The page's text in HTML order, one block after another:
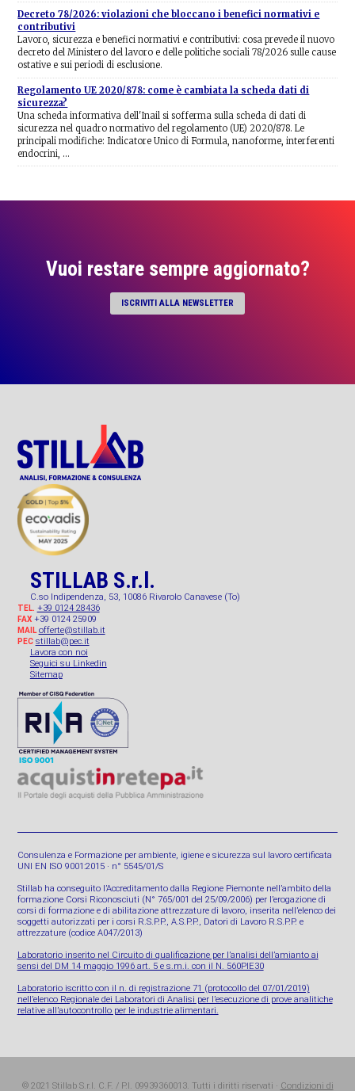
Decreto 78/2026: violazioni che bloccano i benefici normativi e
contributivi
Lavoro, sicurezza e benefici normativi e contributivi: cosa prevede il nuovo
decreto del Ministero del lavoro e delle politiche sociali 78/2026 sulle cause
ostative e sui periodi di esclusione.
Regolamento UE 2020/878: come è cambiata la scheda dati di
sicurezza?
Una scheda informativa dell'Inail si sofferma sulla scheda di dati di
sicurezza nel quadro normativo del regolamento (UE) 2020/878. Le
principali modifiche: Indicatore Unico di Formula, nanoforme, interferenti
endocrini, …
Vuoi restare sempre aggiornato?
ISCRIVITI ALLA NEWSLETTER
STILLAB S.r.l.
C.so Indipendenza, 53, 10086 Rivarolo Canavese (To)
TEL. +39 0124 28436
FAX+39 0124 25909
MAIL offerte@stillab.it
PEC stillab@pec.it
Lavora con noi
Seguici su Linkedin
Sitemap
Consulenza e Formazione per ambiente, igiene e sicurezza sul lavoro certificata
UNI EN ISO 9001:2015 · n° 5545/01/S
Stillab ha conseguito l’Accreditamento dalla Regione Piemonte nell’ambito della
formazione Corsi Riconosciuti (N° 765/001 del 25/09/2006) per l’erogazione di
corsi di formazione e di abilitazione attrezzature di lavoro, inserita nell’elenco dei
soggetti autorizzati per i corsi R.S.P.P., A.S.P.P., Datori di Lavoro R.S.P.P. e
attrezzature (codice A047/2013)
Laboratorio inserito nel Circuito di qualificazione per l’analisi dell’amianto ai
sensi del DM 14 maggio 1996 art. 5 e s.m.i. con il N. 560PIE30
Laboratorio iscritto con il n. di registrazione 71 (protocollo del 07/01/2019)
nell’elenco Regionale dei Laboratori di Analisi per l’esecuzione di prove analitiche
relative all’autocontrollo per le industrie alimentari.
© 2021 Stillab S.r.l. C.F. / P.I. 09939360013. Tutti i diritti riservati · Condizioni di